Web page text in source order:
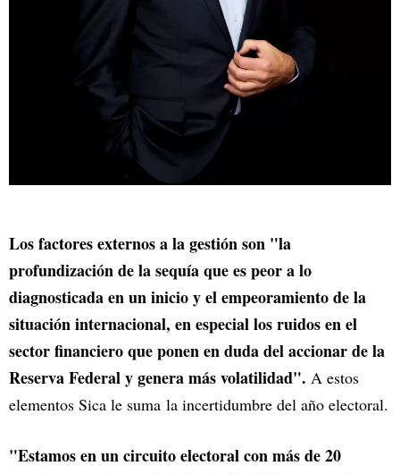
Los factores externos a la gestión son "la
profundización de la sequía que es peor a lo
diagnosticada en un inicio y el empeoramiento de la
situación internacional, en especial los ruidos en el
sector financiero que ponen en duda del accionar de la
Reserva Federal y genera más volatilidad". A estos
elementos Sica le suma la incertidumbre del año electoral.
"Estamos en un circuito electoral con más de 20